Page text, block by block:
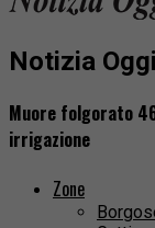
Notizia
Muore folgorato
irrigazione
Zone